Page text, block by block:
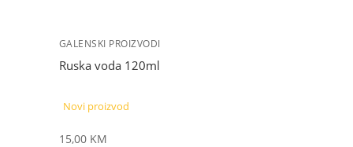
GALENSKI PROIZVODI
Ruska voda 120ml
Novi proizvod
15,00 KM